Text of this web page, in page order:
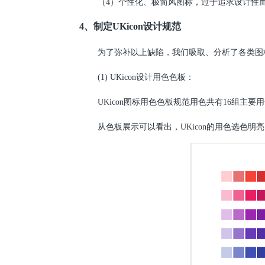
（4）个性化、极简风图标，过于追求设计
4、制定UKicon设计规范
为了弥补以上缺陷，我们吸取、分析了各类
(1) UKicon设计用色色板：
UKicon图标用色色板规范用色共有16组主要
从色板展示可以看出，UKicon的用色选色明